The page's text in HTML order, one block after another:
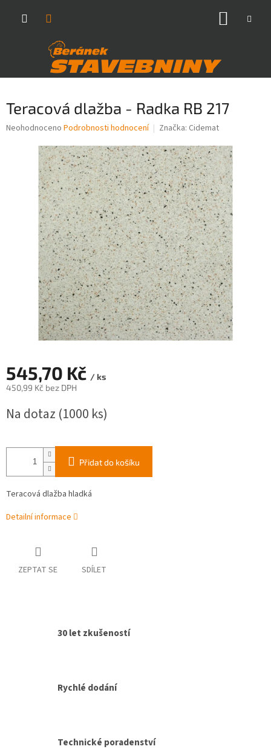
Teracová dlažba - Radka RB 217
Průměrné
hvězdiček.
Neohodnoceno Podrobnosti hodnocení Značka: Cidemat
545,70 Kč / ks
450,99 Kč bez DPH
cena:
Na dotaz (1000 ks)
Přidat do košíku
Teracová dlažba hladká
Detailní informace
ZEPTAT SE SDÍLET
30 let zkušeností
Rychlé dodání
Technické poradenství